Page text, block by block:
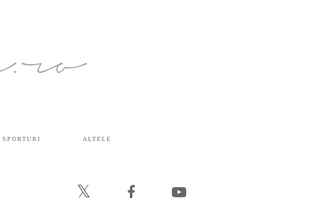
SPORTURI ALTELE